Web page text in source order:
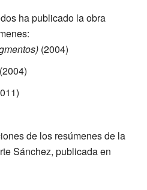
ha publicado la obra
(2004)
de los resúmenes de la
Sánchez, publicada en